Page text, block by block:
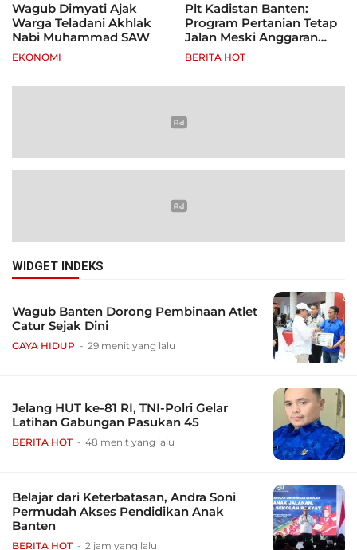
Wagub Dimyati Ajak
Warga Teladani Akhlak
Nabi Muhammad SAW
EKONOMI
Plt Kadistan Banten:
Program Pertanian Tetap
Jalan Meski Anggaran
Terbatas, Fokus Jagung
BERITA HOT
WIDGET INDEKS
Wagub Banten Dorong Pembinaan Atlet
Catur Sejak Dini
GAYA HIDUP 29 menit yang lalu
Jelang HUT ke-81 RI, TNI-Polri Gelar
Latihan Gabungan Pasukan 45
BERITA HOT 48 menit yang lalu
Belajar dari Keterbatasan, Andra Soni
Permudah Akses Pendidikan Anak
Banten
BERITA HOT 2 jam yang lalu